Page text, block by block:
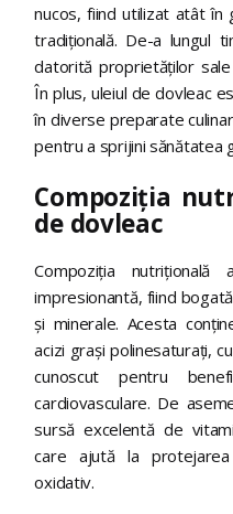
nucos, fiind utilizat atât în
tradițională. De-a lungul
datorită proprietăților
În plus, uleiul de dovleac
în diverse preparate
pentru a sprijini sănătatea
Compoziția
de dovleac
Compoziția
impresionantă, fiind
și minerale. Acesta
acizi grași polinesaturați,
cunoscut pentru
cardiovasculare. De
sursă excelentă de
care ajută la
oxidativ.